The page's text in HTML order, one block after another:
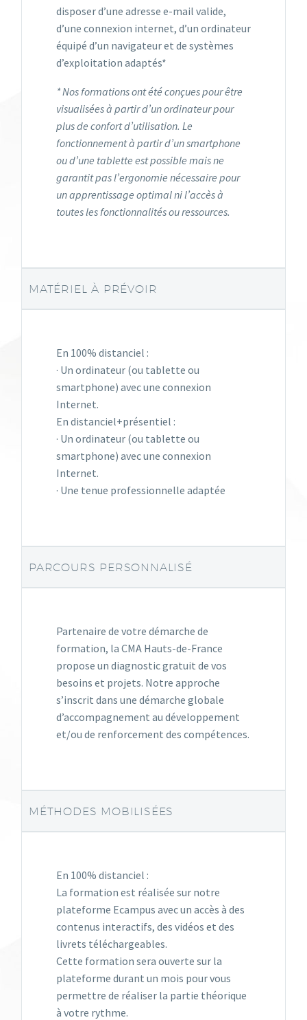
disposer d’une adresse e-mail valide,
d’une connexion internet, d’un ordinateur
équipé d’un navigateur et de systèmes
d’exploitation adaptés*
* Nos formations ont été conçues pour être
visualisées à partir d’un ordinateur pour
plus de confort d’utilisation. Le
fonctionnement à partir d’un smartphone
ou d’une tablette est possible mais ne
garantit pas l’ergonomie nécessaire pour
un apprentissage optimal ni l’accès à
toutes les fonctionnalités ou ressources.
MATÉRIEL À PRÉVOIR
En 100% distanciel :
· Un ordinateur (ou tablette ou
smartphone) avec une connexion
Internet.
En distanciel+présentiel :
· Un ordinateur (ou tablette ou
smartphone) avec une connexion
Internet.
· Une tenue professionnelle adaptée
PARCOURS PERSONNALISÉ
Partenaire de votre démarche de
formation, la CMA Hauts-de-France
propose un diagnostic gratuit de vos
besoins et projets. Notre approche
s’inscrit dans une démarche globale
d’accompagnement au développement
et/ou de renforcement des compétences.
MÉTHODES MOBILISÉES
En 100% distanciel :
La formation est réalisée sur notre
plateforme Ecampus avec un accès à des
contenus interactifs, des vidéos et des
livrets téléchargeables.
Cette formation sera ouverte sur la
plateforme durant un mois pour vous
permettre de réaliser la partie théorique
à votre rythme.